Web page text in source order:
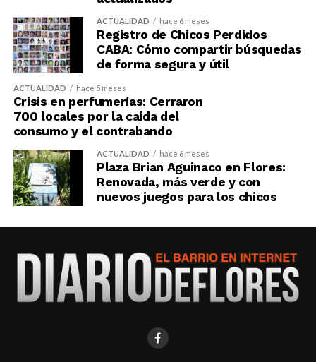
ACTUALIDAD hace 6 meses
Registro de Chicos Perdidos
CABA: Cómo compartir búsquedas
de forma segura y útil
ACTUALIDAD hace 5 meses
Crisis en perfumerías: Cerraron
700 locales por la caída del
consumo y el contrabando
ACTUALIDAD hace 6 meses
Plaza Brian Aguinaco en Flores:
Renovada, más verde y con
nuevos juegos para los chicos